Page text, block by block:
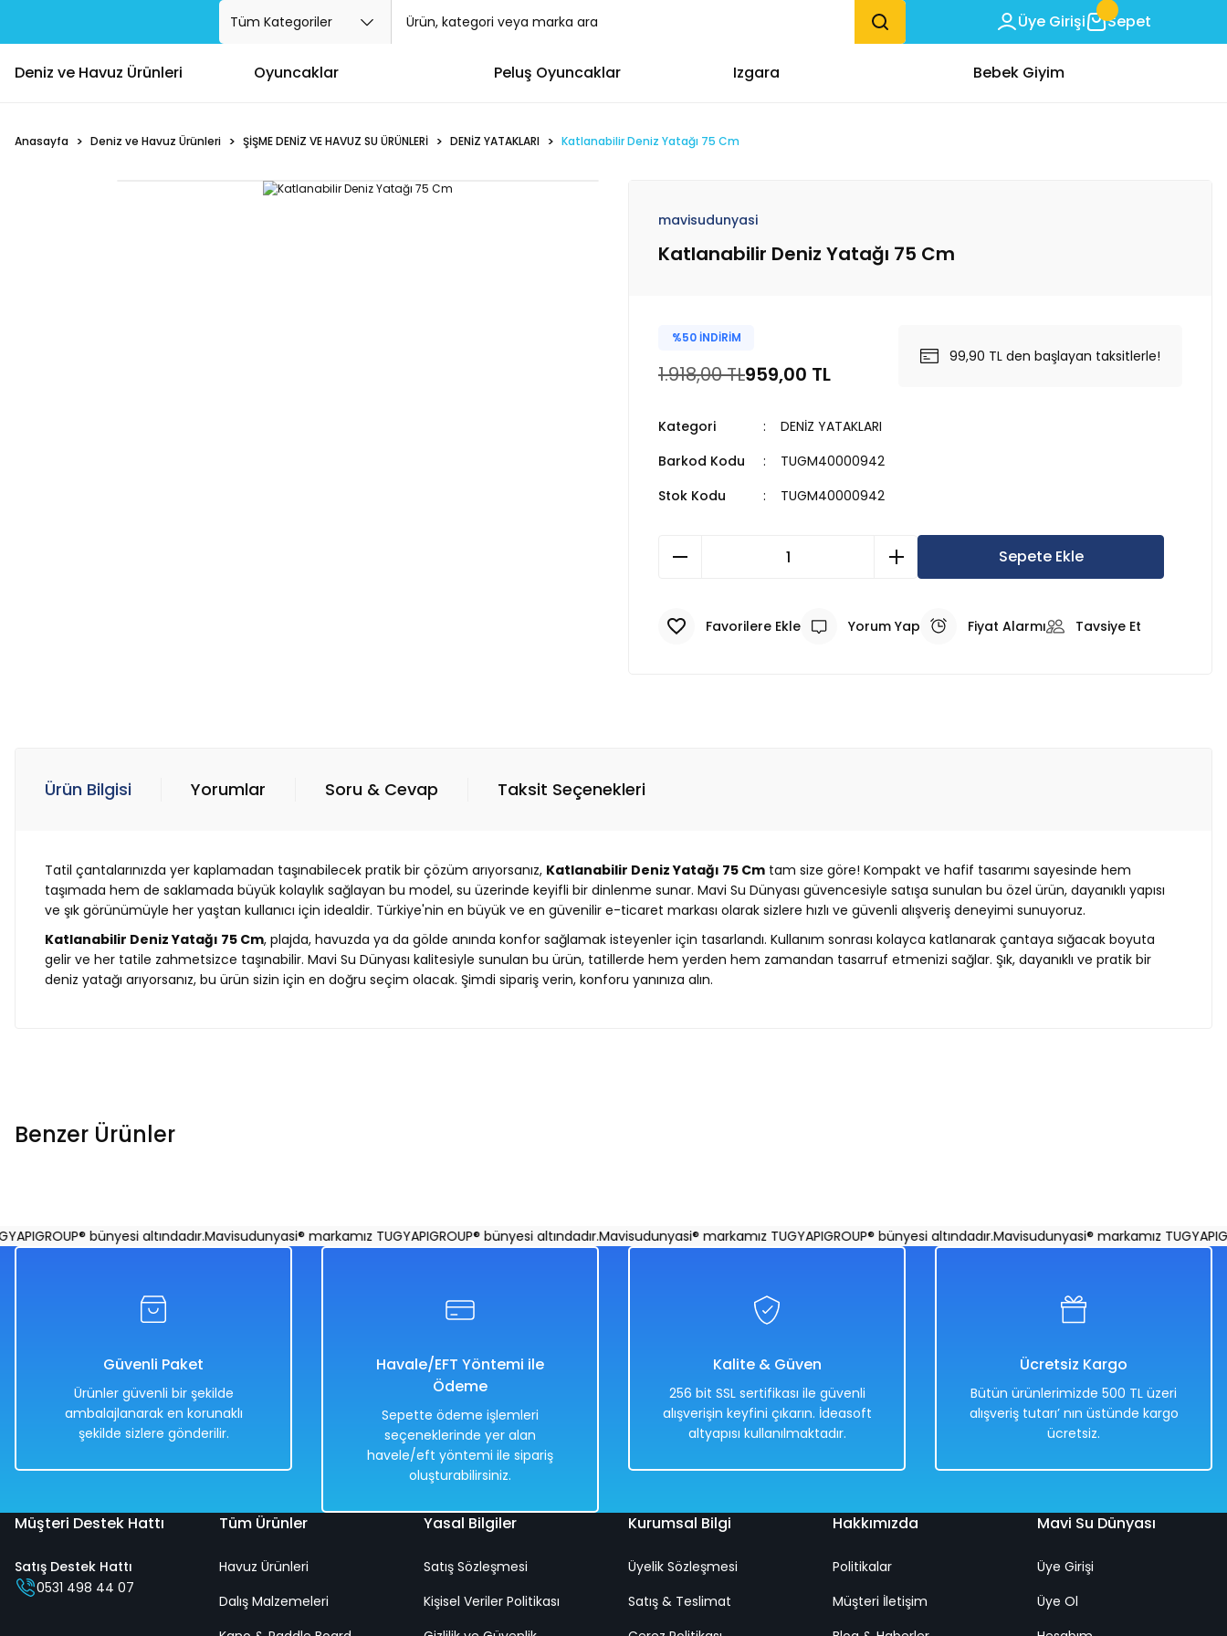
Üye Girişi Sepet
Deniz ve Havuz Ürünleri Oyuncaklar Peluş Oyuncaklar Izgara Bebek Giyim
Anasayfa Deniz ve Havuz Ürünleri ŞİŞME DENİZ VE HAVUZ SU ÜRÜNLERİ DENİZ YATAKLARI Katlanabilir Deniz Yatağı 75 Cm
mavisudunyasi
Katlanabilir Deniz Yatağı 75 Cm
%50 İNDİRİM
1.918,00 TL959,00 TL
99,90 TL den başlayan taksitlerle!
Kategori
DENİZ YATAKLARI
Barkod Kodu
TUGM40000942
Stok Kodu
TUGM40000942
Sepete Ekle
Yorum Yap Fiyat Alarmı Tavsiye Et
Ürün Bilgisi Yorumlar Soru & Cevap Taksit Seçenekleri
Tatil çantalarınızda yer kaplamadan taşınabilecek pratik bir çözüm arıyorsanız, Katlanabilir Deniz Yatağı 75 Cm tam size göre! Kompakt ve hafif tasarımı sayesinde hem
taşımada hem de saklamada büyük kolaylık sağlayan bu model, su üzerinde keyifli bir dinlenme sunar. Mavi Su Dünyası güvencesiyle satışa sunulan bu özel ürün, dayanıklı yapısı
ve şık görünümüyle her yaştan kullanıcı için idealdir. Türkiye'nin en büyük ve en güvenilir e-ticaret markası olarak sizlere hızlı ve güvenli alışveriş deneyimi sunuyoruz.
Katlanabilir Deniz Yatağı 75 Cm, plajda, havuzda ya da gölde anında konfor sağlamak isteyenler için tasarlandı. Kullanım sonrası kolayca katlanarak çantaya sığacak boyuta
gelir ve her tatile zahmetsizce taşınabilir. Mavi Su Dünyası kalitesiyle sunulan bu ürün, tatillerde hem yerden hem zamandan tasarruf etmenizi sağlar. Şık, dayanıklı ve pratik bir
deniz yatağı arıyorsanız, bu ürün sizin için en doğru seçim olacak. Şimdi sipariş verin, konforu yanınıza alın.
Benzer Ürünler
Fileli Deniz Yatağı 140 x 87 Cm
869,00 TL
Kargo
Kokteyl Şekilli Deniz Yatağı 173 Cm x 160 Cm
1.799,00 TL
Bedava
Gökkuşağı Kelebek Deniz Yatağı 294 Cm x 193 Cm
2.599,00 TL
Kargo
Tattoo Şekilli Deniz Yatağı 198 Cm x 137 Cm Koltuklu Yatak Bardaklıklı Deniz Yatağı 176 Cm x 107 Cm Pencereli Resim Desenli Deniz Yatağı 188 Cm x 89 Cm Mavi
bünyesi altındadır.Mavisudunyasi® markamız TUGYAPIGROUP® bünyesi altındadır.Mavisudunyasi® markamız TUGYAPIGROUP® bünyesi altındadır.Mavisudunyasi® markamız
Güvenli Paket
Ürünler güvenli bir şekilde
ambalajlanarak en korunaklı
şekilde sizlere gönderilir.
Havale/EFT Yöntemi ile
Ödeme
Sepette ödeme işlemleri
seçeneklerinde yer alan
havele/eft yöntemi ile sipariş
oluşturabilirsiniz.
Kalite & Güven
256 bit SSL sertifikası ile güvenli
alışverişin keyfini çıkarın. İdeasoft
altyapısı kullanılmaktadır.
Ücretsiz Kargo
Bütün ürünlerimizde 500 TL üzeri
alışveriş tutarı’ nın üstünde kargo
ücretsiz.
Müşteri Destek Hattı
Satış Destek Hattı
0531 498 44 07
Tüm Ürünler
Havuz Ürünleri
Dalış Malzemeleri
Yasal Bilgiler
Satış Sözleşmesi
Kişisel Veriler Politikası
Kurumsal Bilgi
Üyelik Sözleşmesi
Satış & Teslimat
Hakkımızda
Politikalar
Müşteri İletişim
Mavi Su Dünyası
Üye Girişi
Üye Ol